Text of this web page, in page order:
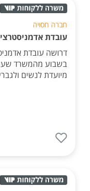
חברה חסויה
עובדת
דרושה עובדת
בשבוע מהמשרד
מיועדת לנשים